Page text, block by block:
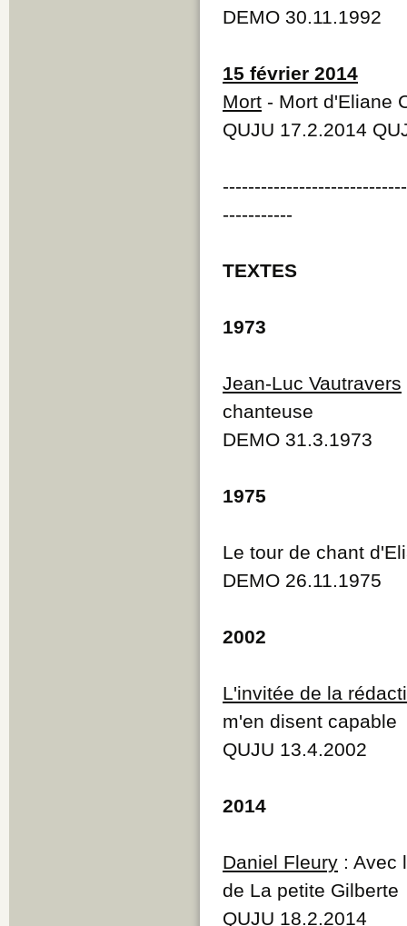
DEMO 30.11.1992
15 février 2014
Mort - Mort d'Eliane
QUJU 17.2.2014
-----------
TEXTES
1973
Jean-Luc Vautravers
chanteuse
DEMO 31.3.1973
1975
Le tour de chant
DEMO 26.11.1975
2002
L'invitée de la
m'en disent capable
QUJU 13.4.2002
2014
Daniel Fleury : Avec
de La petite Gilberte
QUJU 18.2.2014